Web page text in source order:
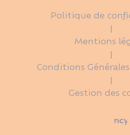
Politique de
|
Mentions
|
Conditions
|
Gestion des